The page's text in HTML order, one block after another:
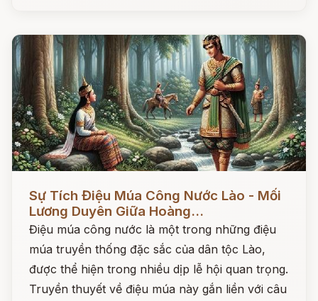
Sự Tích Điệu Múa Công Nước Lào - Mối
Lương Duyên Giữa Hoàng...
Điệu múa công nước là một trong những điệu
múa truyền thống đặc sắc của dân tộc Lào,
được thể hiện trong nhiều dịp lễ hội quan trọng.
Truyền thuyết về điệu múa này gắn liền với câu